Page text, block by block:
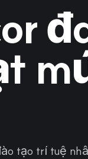
tạo trí tuệ